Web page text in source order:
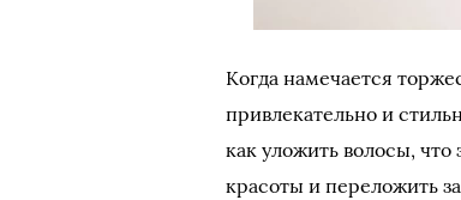
Когда намечается
привлекательно и
как уложить волосы,
красоты и переложить